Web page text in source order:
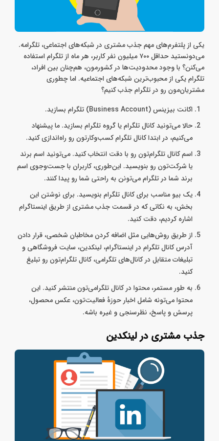
یکی از پلتفرم‌های مهم جذب مشتری در شبکه‌های اجتماعی، تلگرامه.
می‌دونستید حداقل ۷۰۰ میلیون‌ نفر کاربر، هر ماه از تلگرام استفاده
می‌کنن؟ با وجود محدودیت‌ها در کشورمون، هم‌چنان بین افراد،
تلگرام یکی از محبوب‌ترین شبکه‌های اجتماعیه. اما چطوری
مشتریان‌مون رو در تلگرام جذب کنیم؟
اکانت بیزینس (Business Account) تلگرام بسازید.
حالا می‌تونید کانال تلگرام یا گروه تلگرام بسازید. ما پیشنهاد
می‌کنیم، در ابتدا کانال تلگرام کسب‌وکارتون رو راه‌اندازی کنید.
اسم کانال تلگرام‌تون رو با دقت انتخاب کنید. می‌تونید اسم برند
یا شرکت‌تون رو بنویسید. این‌طوری، کاربران با جست‌وجوی اسم
برند شما در تلگرام می‌تونن به راحتی شما رو پیدا کنند.
یک بیو مناسب برای کانال تلگرام‌ بنویسید. برای نوشتن این
بخش، به نکاتی که در قسمت جذب مشتری از طریق اینستاگرام
اشاره کردیم، دقت کنید.
از طریق روش‌هایی مثل اضافه کردن مخاطبان شخصی، قرار دادن
آدرس کانال تلگرام در اینستاگرام، لینکدین، سایت فروشگاهی و
تبلیغات متقابل در کانال‌های تلگرامی، کانال تلگرام‌تون رو تبلیغ
کنید.
به طور مستمر، محتوا در کانال تلگرامی‌تون منتشر کنید. این
محتوا می‌تونه شامل اخبار حوزه‌ٔ فعالیت‌تون، عکس محصول،
پرسش و پاسخ، نظرسنجی و غیره باشه.
جذب مشتری در لینکدین